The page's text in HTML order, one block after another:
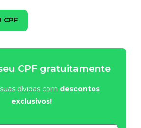
CPF
CPF gratuitamente
dívidas com descontos
exclusivos!